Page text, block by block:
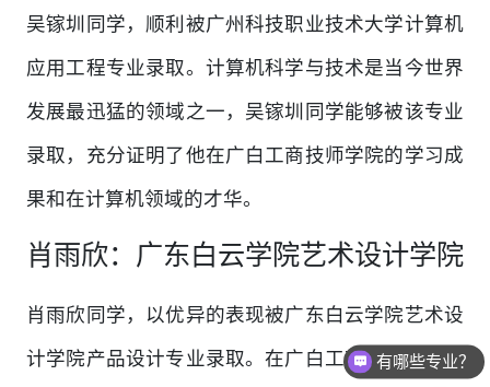
吴镓圳同学，顺利被广州科技职业技术大学计算机
应用工程专业录取。计算机科学与技术是当今世界
发展最迅猛的领域之一，吴镓圳同学能够被该专业
录取，充分证明了他在广白工商技师学院的学习成
果和在计算机领域的才华。
肖雨欣：广东白云学院艺术设计学院
肖雨欣同学，以优异的表现被广东白云学院艺术设
计学院产品设计专业录取。在广白工商技师学院的
有哪些专业？